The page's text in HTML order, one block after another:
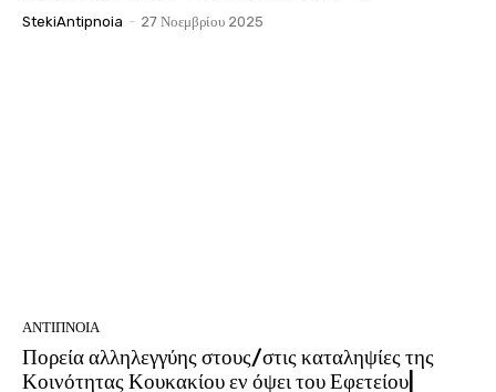
StekiAntipnoia - 27 Νοεμβρίου 2025
ΑΝΤΊΠΝΟΙΑ
Πορεία αλληλεγγύης στους/στις καταληψίες της
Κοινότητας Κουκακίου εν όψει του Εφετείου|